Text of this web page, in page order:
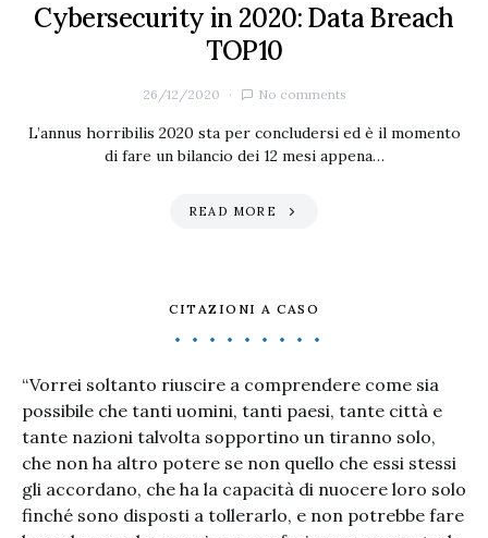
Cybersecurity in 2020: Data Breach
TOP10
26/12/2020 No comments
L’annus horribilis 2020 sta per concludersi ed è il momento
di fare un bilancio dei 12 mesi appena…
READ MORE
CITAZIONI A CASO
“Vorrei soltanto riuscire a comprendere come sia
possibile che tanti uomini, tanti paesi, tante città e
tante nazioni talvolta sopportino un tiranno solo,
che non ha altro potere se non quello che essi stessi
gli accordano, che ha la capacità di nuocere loro solo
finché sono disposti a tollerarlo, e non potrebbe fare